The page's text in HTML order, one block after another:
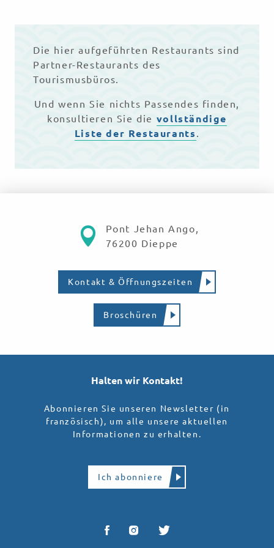
La Voile Bleue
Die hier aufgeführten Restaurants sind
Partner-Restaurants des
Tourismusbüros.
Und wenn Sie nichts Passendes finden,
konsultieren Sie die vollständige
Liste der Restaurants .
Pont Jehan Ango,
76200 Dieppe
Kontakt & Öffnungszeiten
Broschüren
Halten wir Kontakt!
Abonnieren Sie unseren Newsletter (in
französisch), um alle unsere aktuellen
Informationen zu erhalten.
Ich abonniere